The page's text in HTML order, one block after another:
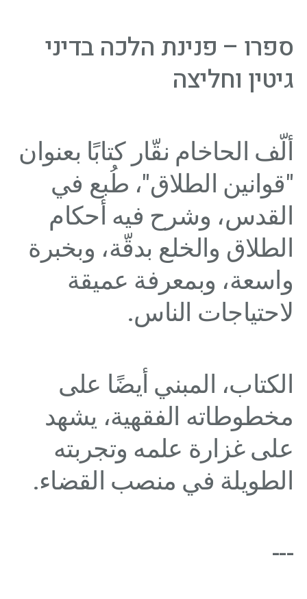
ספרו – פנינת הלכה בדיני
גיטין וחליצה
ألّف الحاخام نقّار كتابًا بعنوان
"قوانين الطلاق"، طُبع في
القدس، وشرح فيه أحكام
الطلاق والخلع بدقّة، وبخبرة
واسعة، وبمعرفة عميقة
لاحتياجات الناس.
الكتاب، المبني أيضًا على
مخطوطاته الفقهية، يشهد
على غزارة علمه وتجربته
الطويلة في منصب القضاء.
---